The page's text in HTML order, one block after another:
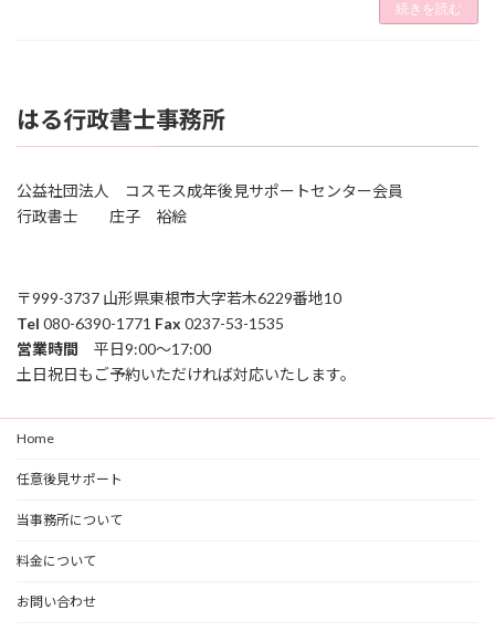
続きを読む
はる行政書士事務所
公益社団法人 コスモス成年後見サポートセンター会員
行政書士 庄子 裕絵
〒999-3737 山形県東根市大字若木6229番地10
Tel 080-6390-1771 Fax 0237-53-1535
営業時間 平日9:00～17:00
土日祝日もご予約いただければ対応いたします。
Home
任意後見サポート
当事務所について
料金について
お問い合わせ